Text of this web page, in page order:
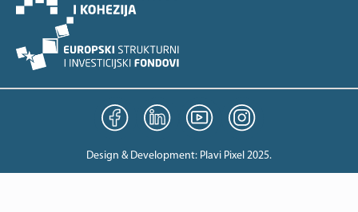
Design & Development: Plavi Pixel 2025.